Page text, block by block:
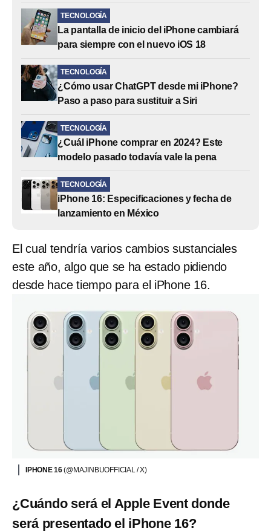
TECNOLOGÍA
La pantalla de inicio del iPhone cambiará
para siempre con el nuevo iOS 18
TECNOLOGÍA
¿Cómo usar ChatGPT desde mi iPhone?
Paso a paso para sustituir a Siri
TECNOLOGÍA
¿Cuál iPhone comprar en 2024? Este
modelo pasado todavía vale la pena
TECNOLOGÍA
iPhone 16: Especificaciones y fecha de
lanzamiento en México
El cual tendría varios cambios sustanciales
este año, algo que se ha estado pidiendo
desde hace tiempo para el iPhone 16.
IPHONE 16(@MAJINBUOFFICIAL / X)
¿Cuándo será el Apple Event donde
será presentado el iPhone 16?